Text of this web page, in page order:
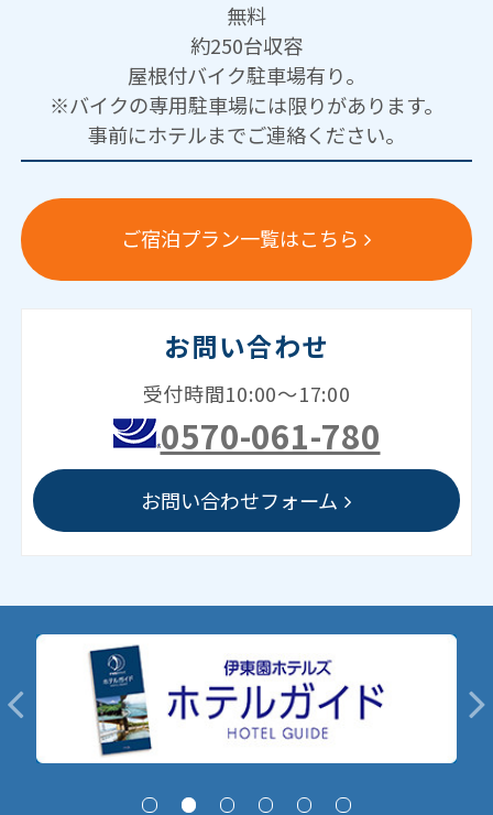
無料
約250台収容
屋根付バイク駐車場有り。
※バイクの専用駐車場には限りがあります。
事前にホテルまでご連絡ください。
ご宿泊プラン一覧はこちら
お問い合わせ
受付時間10:00～17:00
0570-061-780
お問い合わせフォーム